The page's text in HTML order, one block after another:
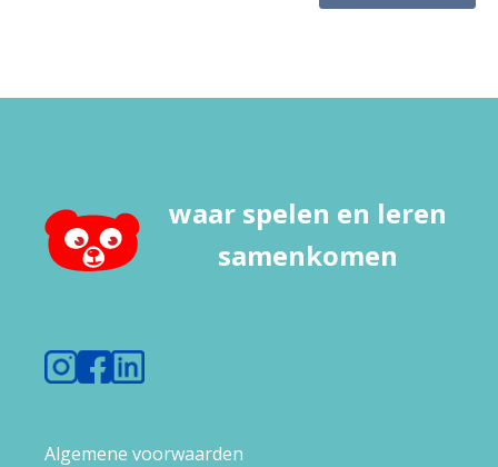
waar spelen en leren
samenkomen
Algemene voorwaarden